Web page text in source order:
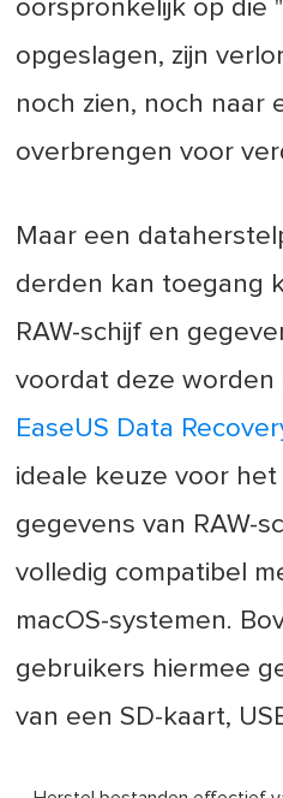
oorspronkelijk op die
opgeslagen, zijn
noch zien, noch naar
overbrengen voor
Maar een
derden kan toegang
RAW-schijf en
voordat deze
EaseUS Data
ideale keuze voor
gegevens van RAW-
volledig compatibel
macOS-systemen.
gebruikers hiermee
van een SD-kaart,